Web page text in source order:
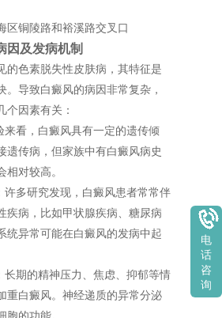
区铜陵路和裕溪路交叉口
因及发病机制
的色素脱失性皮肤病，其特征是
。导致白癜风的病因非常复杂，
个因素有关：
来看，白癜风具有一定的遗传倾
遗传病，但家族中有白癜风病史
相对较高。
许多研究发现，白癜风患者常常伴
疾病，比如甲状腺疾病、糖尿病
统异常可能在白癜风的发病中起
长期的精神压力、焦虑、抑郁等情
重白癜风。神经递质的异常分泌
电
话
咨
询